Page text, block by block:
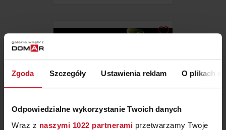
Zgoda Szczegóły Ustawienia reklam O plikach
Odpowiedzialne wykorzystanie Twoich danych
Wraz z naszymi 1022 partnerami przetwarzamy Twoje